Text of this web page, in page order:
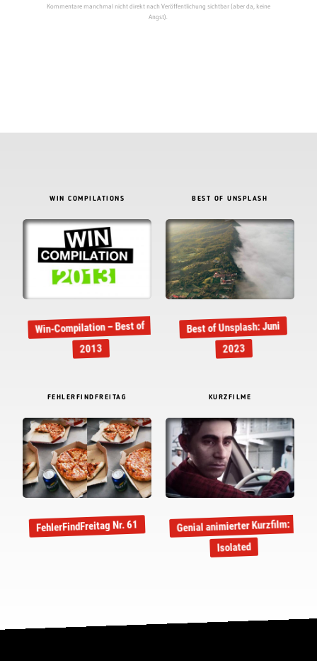
Kommentare manchmal nicht direkt nach Veröffentlichung sichtbar (aber da, keine
Angst).
WIN COMPILATIONS
Win-Compilation – Best of
2013
BEST OF UNSPLASH
Best of Unsplash: Juni
2023
FEHLERFINDFREITAG
FehlerFindFreitag Nr. 61
KURZFILME
Genial animierter Kurzfilm:
Isolated